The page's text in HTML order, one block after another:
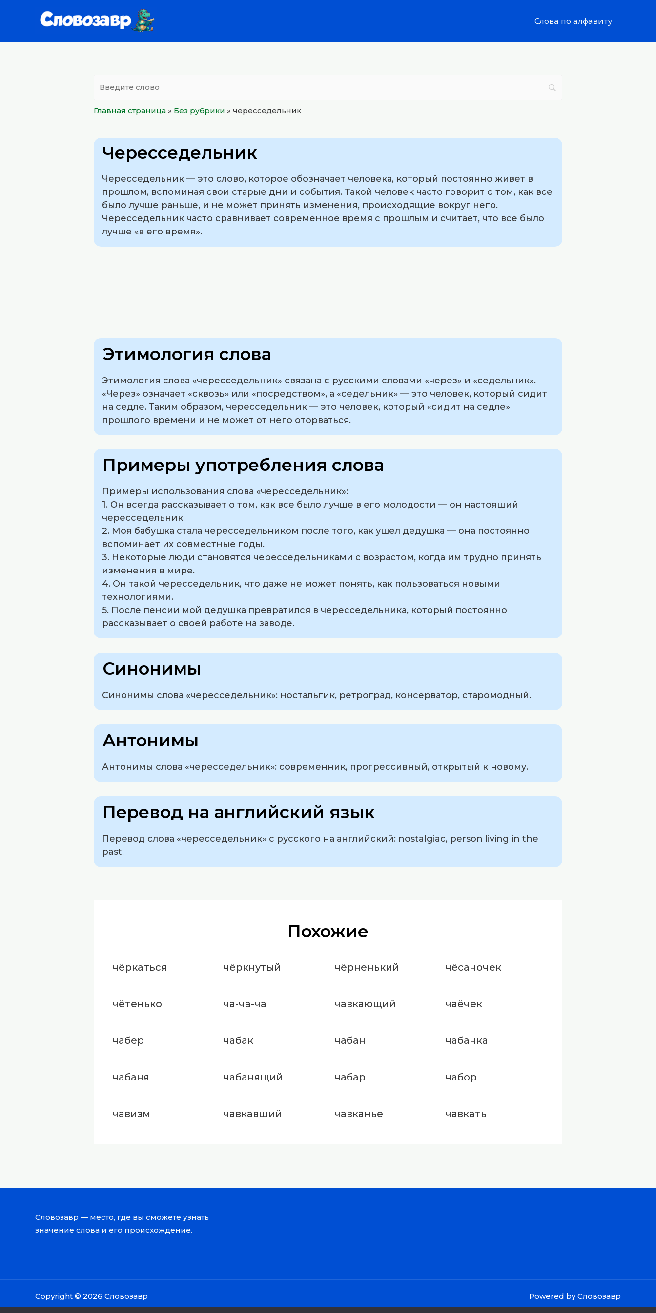
Слова по алфавиту
Главная страница » Без рубрики » чересседельник
Чересседельник
Чересседельник — это слово, которое обозначает человека, который постоянно живет в
прошлом, вспоминая свои старые дни и события. Такой человек часто говорит о том, как все
было лучше раньше, и не может принять изменения, происходящие вокруг него.
Чересседельник часто сравнивает современное время с прошлым и считает, что все было
лучше «в его время».
Этимология слова
Этимология слова «чересседельник» связана с русскими словами «через» и «седельник».
«Через» означает «сквозь» или «посредством», а «седельник» — это человек, который сидит
на седле. Таким образом, чересседельник — это человек, который «сидит на седле»
прошлого времени и не может от него оторваться.
Примеры употребления слова
Примеры использования слова «чересседельник»:
1. Он всегда рассказывает о том, как все было лучше в его молодости — он настоящий
чересседельник.
2. Моя бабушка стала чересседельником после того, как ушел дедушка — она постоянно
вспоминает их совместные годы.
3. Некоторые люди становятся чересседельниками с возрастом, когда им трудно принять
изменения в мире.
4. Он такой чересседельник, что даже не может понять, как пользоваться новыми
технологиями.
5. После пенсии мой дедушка превратился в чересседельника, который постоянно
рассказывает о своей работе на заводе.
Синонимы
Синонимы слова «чересседельник»: ностальгик, ретроград, консерватор, старомодный.
Антонимы
Антонимы слова «чересседельник»: современник, прогрессивный, открытый к новому.
Перевод на английский язык
Перевод слова «чересседельник» с русского на английский: nostalgiac, person living in the
past.
Похожие
чёркаться чёркнутый чёрненький чёсаночек
чётенько ча-ча-ча чавкающий чаёчек
чабер чабак чабан чабанка
чабаня чабанящий чабар чабор
чавизм чавкавший чавканье чавкать
Словозавр — место, где вы сможете узнать
значение слова и его происхождение.
Copyright © 2026 Словозавр Powered by Словозавр